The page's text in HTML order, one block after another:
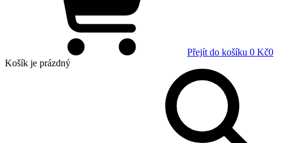
Přejít do košíku 0 Kč0
Košík je prázdný